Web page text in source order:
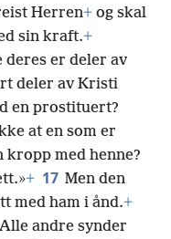
Herren+ og skal
sin kraft.+
deres er deler av
deler av Kristi
en prostituert?
at en som er
med henne?
+ 17 Men den
med ham i ånd.+
Alle andre synder